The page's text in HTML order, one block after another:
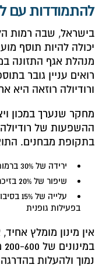
להתמודדות עם
בישראל, שבה רמות
יכולה להיות תוסף
מנהלת אגף התזונה
רואים עניין גובר
ורודיולה רוזאה היא
ההשפעות של
בתקופת מבחנים.
ירידה של 30% ברמות החרדה
שיפור של 20% בזיכרון לטווח קצר
עלייה
בפעילות גופנית
אין מינון מומלץ
נמוך ולהעלות